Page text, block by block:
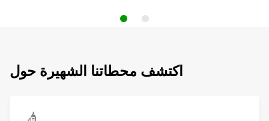
اكتشف محطاتنا الشهيرة حول